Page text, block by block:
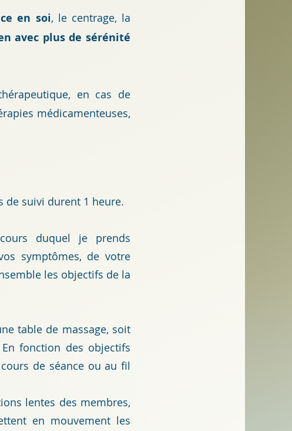
en soi, le centrage, la
avec plus de sérénité
en cas de
médicamenteuses,
de suivi durent 1 heure.
duquel je prends
symptômes, de votre
les objectifs de la
table de massage, soit
fonction des objectifs
de séance ou au fil
lentes des membres,
en mouvement les